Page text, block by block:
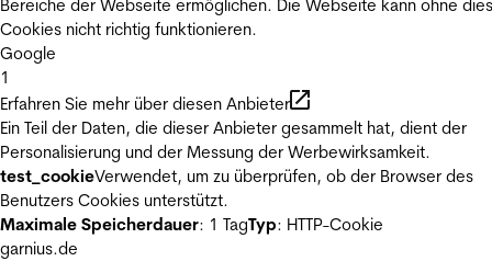
Bereiche der Webseite ermöglichen. Die Webseite kann ohne
Cookies nicht richtig funktionieren.
Google
1
Erfahren Sie mehr über diesen Anbieter
Ein Teil der Daten, die dieser Anbieter gesammelt hat, dient der
Personalisierung und der Messung der Werbewirksamkeit.
test_cookieVerwendet, um zu überprüfen, ob der Browser des
Benutzers Cookies unterstützt.
Maximale Speicherdauer: 1 TagTyp: HTTP-Cookie
garnius.de